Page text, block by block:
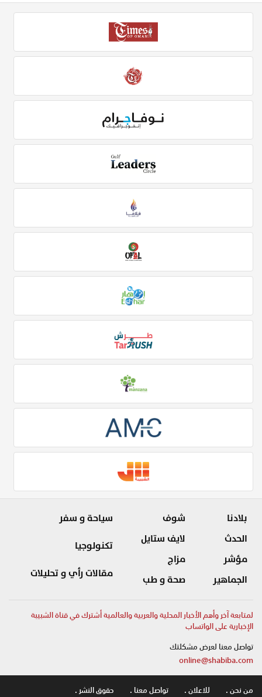
بلادنا
الحدث
مؤشر
الجماهير
شوف
لايف ستايل
مزاج
صحة و طب
سياحة و سفر
تكنولوجيا
مقالات رأي و تحليلات
لمتابعة آخر وأهم الأخبار المحلية والعربية والعالمية أشترك في قناة الشبيبة
الإخبارية على الواتساب
تواصل معنا لعرض مشكلتك
online@shabiba.com
من نحن .
للاعلان . تواصل معنا . حقوق النشر .